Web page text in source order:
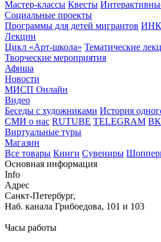
Мастер-классы Квесты
Социальные проекты
Программы для детей мигрантов
Лекции
Цикл «Арт-школа» Тематические
Творческие мероприятия
Афиша
Новости
МИСП Онлайн
Видео
Беседы с художниками История
СМИ о нас RUTUBE TELEGRAM
Виртуальные туры
Магазин
Все товары Книги Сувениры
Основная информация
Info
Адрес
Санкт-Петербург,
Наб. канала Грибоедова, 101 и 103
Часы работы